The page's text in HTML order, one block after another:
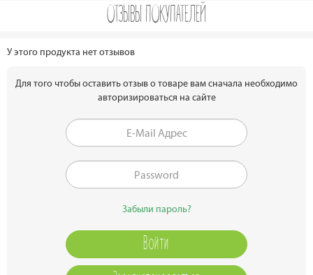
ОТЗЫВЫ ПОКУПАТЕЛЕЙ
У этого продукта нет отзывов
Для того чтобы оставить отзыв о товаре вам сначала необходимо
авторизироваться на сайте
Забыли пароль?